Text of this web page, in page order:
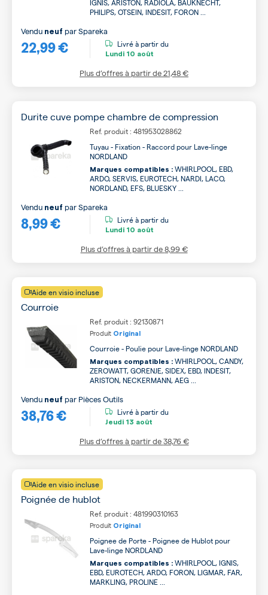
IGNIS, ARISTON, RADIOLA, BAUKNECHT,
PHILIPS, OTSEIN, INDESIT, FORON ...
22,99 €
Vendu neuf parSpareka
Livré à partir du
Lundi 10 août
Plus d’offres à partir de21,48 €
Durite cuve pompe chambre de compression
Ref. produit : 481953028862
Tuyau - Fixation - Raccord pour Lave-linge
NORDLAND
Marques compatibles : WHIRLPOOL, EBD,
ARDO, SERVIS, EUROTECH, NARDI, LACO,
NORDLAND, EFS, BLUESKY ...
8,99 €
Vendu neuf parSpareka
Livré à partir du
Lundi 10 août
Plus d’offres à partir de8,99 €
Aide en visio incluse
Courroie
Ref. produit : 92130871
Produit Original
Courroie - Poulie pour Lave-linge NORDLAND
Marques compatibles : WHIRLPOOL, CANDY,
ZEROWATT, GORENJE, SIDEX, EBD, INDESIT,
ARISTON, NECKERMANN, AEG ...
38,76 €
Vendu neuf par Pièces Outils
Livré à partir du
Jeudi 13 août
Plus d’offres à partir de38,76 €
Aide en visio incluse
Poignée de hublot
Ref. produit : 481990310163
Produit Original
Poignee de Porte - Poignee de Hublot pour
Lave-linge NORDLAND
Marques compatibles : WHIRLPOOL, IGNIS,
EBD, EUROTECH, ARDO, FORON, LIGMAR, FAR,
MARKLING, PROLINE ...